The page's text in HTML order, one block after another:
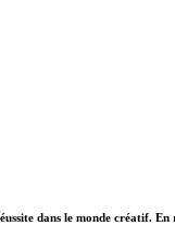
dans le monde créatif.